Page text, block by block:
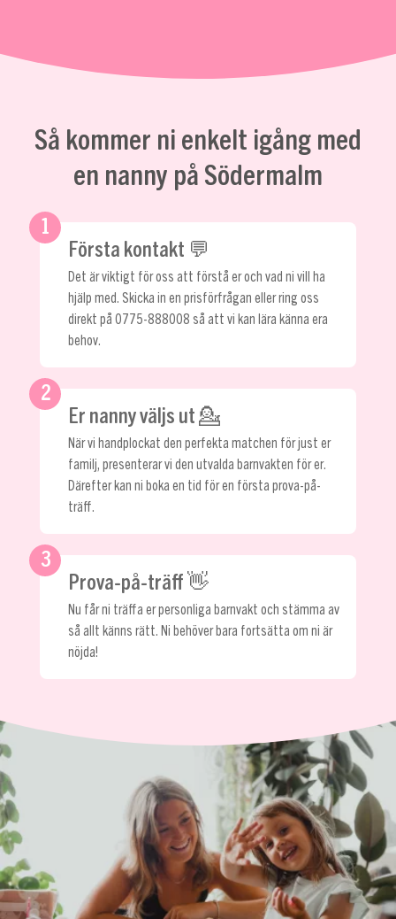
Så kommer ni enkelt igång med
en nanny på Södermalm
1
Första kontakt 💬
Det är viktigt för oss att förstå er och vad ni vill ha
hjälp med. Skicka in en prisförfrågan eller ring oss
direkt på 0775-888008 så att vi kan lära känna era
behov.
2
Er nanny väljs ut 💁
När vi handplockat den perfekta matchen för just er
familj, presenterar vi den utvalda barnvakten för er.
Därefter kan ni boka en tid för en första prova-på-
träff.
3
Prova-på-träff 👋
Nu får ni träffa er personliga barnvakt och stämma av
så allt känns rätt. Ni behöver bara fortsätta om ni är
nöjda!